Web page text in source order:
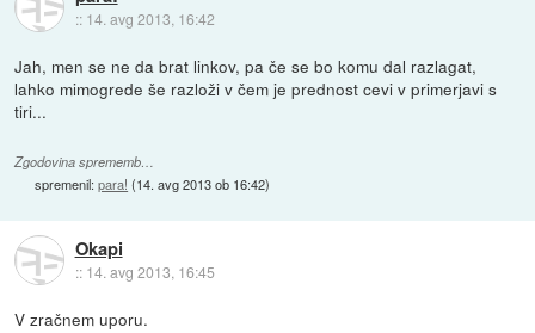
:: 14. avg 2013, 16:42
Jah, men se ne da brat linkov, pa če se bo komu dal razlagat,
lahko mimogrede še razloži v čem je prednost cevi v primerjavi s
tiri...
Zgodovina sprememb…
spremenil:para! (14. avg 2013 ob 16:42)
Okapi
:: 14. avg 2013, 16:45
V zračnem uporu.